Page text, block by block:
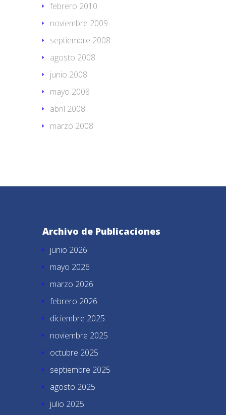
febrero 2010
noviembre 2009
septiembre 2008
agosto 2008
junio 2008
mayo 2008
abril 2008
marzo 2008
Archivo de Publicaciones
junio 2026
mayo 2026
marzo 2026
febrero 2026
diciembre 2025
noviembre 2025
octubre 2025
septiembre 2025
agosto 2025
julio 2025